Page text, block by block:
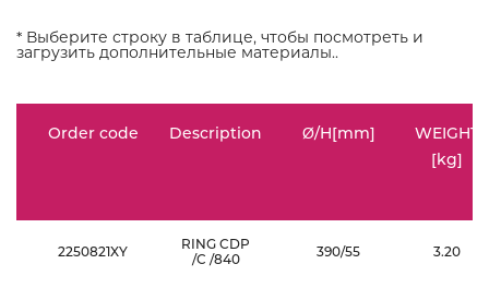
* Выберите строку в таблице, чтобы посмотреть и
загрузить дополнительные материалы..
Order code Description Ø/H[mm]
WEIGHT
[kg]
2250821XY
RING CDP
/C /840
390/55 3.20